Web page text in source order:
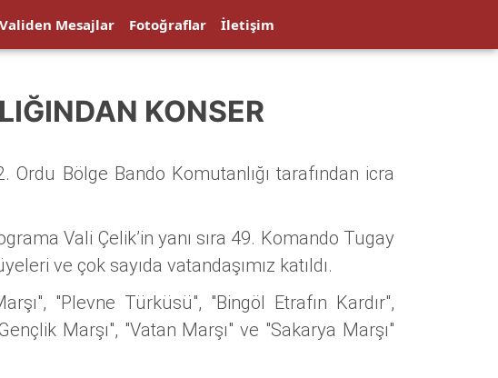
Validen Mesajlar Fotoğraflar İletişim
KONSER
Bölge Bando Komutanlığı tarafından icra
Vali Çelik’in yanı sıra 49. Komando Tugay
ve çok sayıda vatandaşımız katıldı.
"Plevne Türküsü", "Bingöl Etrafın Kardır",
Marşı", "Vatan Marşı" ve "Sakarya Marşı"